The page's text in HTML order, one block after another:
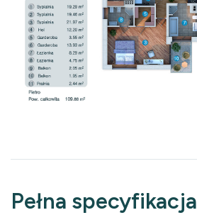
Pełna specyfikacja